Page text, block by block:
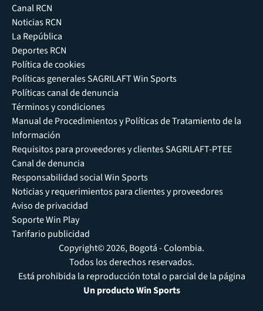
Canal RCN
Noticias RCN
La República
Deportes RCN
Política de cookies
Políticas generales SAGRILAFT Win Sports
Políticas canal de denuncia
Términos y condiciones
Manual de Procedimientos y Políticas de Tratamiento de la
Información
Requisitos para proveedores y clientes SAGRILAFT-PTEE
Canal de denuncia
Responsabilidad social Win Sports
Noticias y requerimientos para clientes y proveedores
Aviso de privacidad
Soporte Win Play
Tarifario publicidad
Copyright© 2026, Bogotá - Colombia.
Todos los derechos reservados.
Está prohibida la reproducción total o parcial de la página
Un producto Win Sports